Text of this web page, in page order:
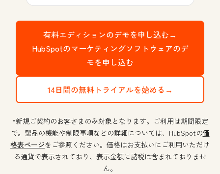
有料エディションのデモを申し込む→
HubSpotのマーケティングソフトウェアのデ
モを申し込む
14日間の無料トライアルを始める→
*新規ご契約のお客さまのみ対象となります。ご利用は期間限定
で。製品の機能や制限事項などの詳細については、HubSpotの価
格表ページをご参照ください。価格はお支払いにご利用いただけ
る通貨で表示されており、表示金額に諸税は含まれておりませ
ん。